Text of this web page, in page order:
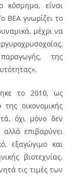
κόσμημα, είναι
ΒΕΑ γνωρίζει το
μέχρι να
της
το 2010, ως
της οικονομικής
όχι μόνο δεν
επιβαρύνει
εξαγώγιμο και
βιοτεχνίας.
τις τιμές των